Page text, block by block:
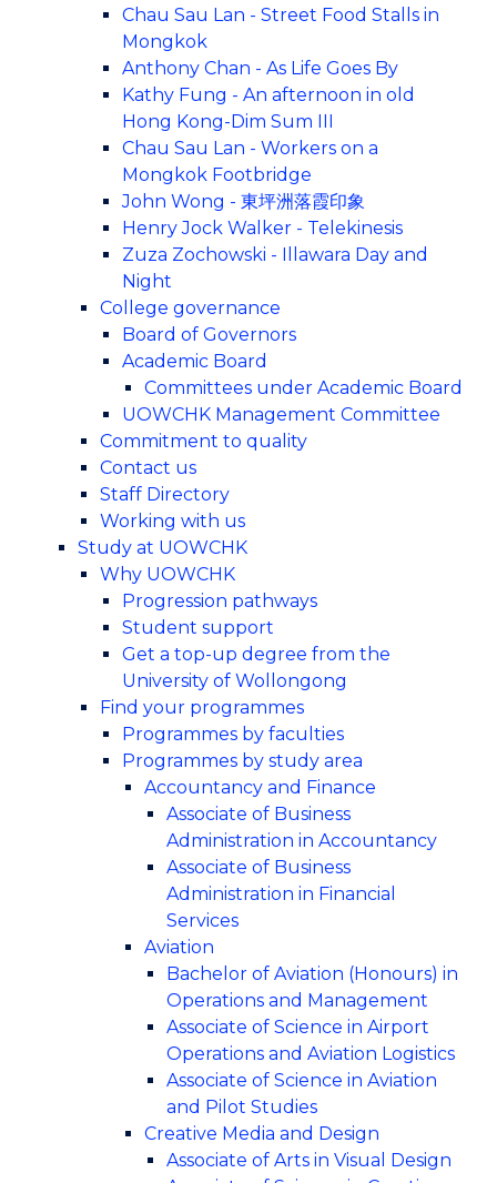
Chau Sau Lan - Street Food Stalls in
Mongkok
Anthony Chan - As Life Goes By
Kathy Fung - An afternoon in old
Hong Kong-Dim Sum III
Chau Sau Lan - Workers on a
Mongkok Footbridge
John Wong - 東坪洲落霞印象
Henry Jock Walker - Telekinesis
Zuza Zochowski - Illawara Day and
Night
College governance
Board of Governors
Academic Board
Committees under Academic Board
UOWCHK Management Committee
Commitment to quality
Contact us
Staff Directory
Working with us
Study at UOWCHK
Why UOWCHK
Progression pathways
Student support
Get a top-up degree from the
University of Wollongong
Find your programmes
Programmes by faculties
Programmes by study area
Accountancy and Finance
Associate of Business
Administration in Accountancy
Associate of Business
Administration in Financial
Services
Aviation
Bachelor of Aviation (Honours) in
Operations and Management
Associate of Science in Airport
Operations and Aviation Logistics
Associate of Science in Aviation
and Pilot Studies
Creative Media and Design
Associate of Arts in Visual Design